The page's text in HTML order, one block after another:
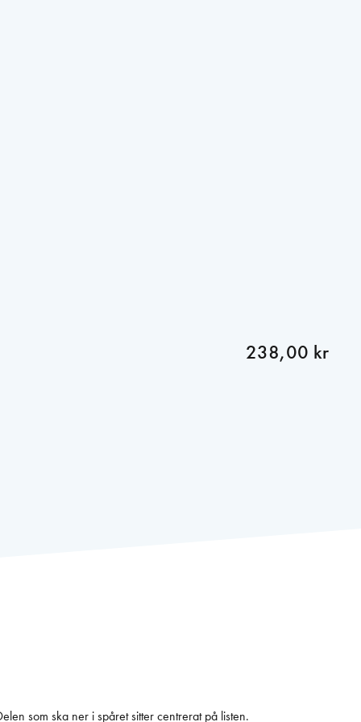
238,00 kr
som ska ner i spåret sitter centrerat på listen.